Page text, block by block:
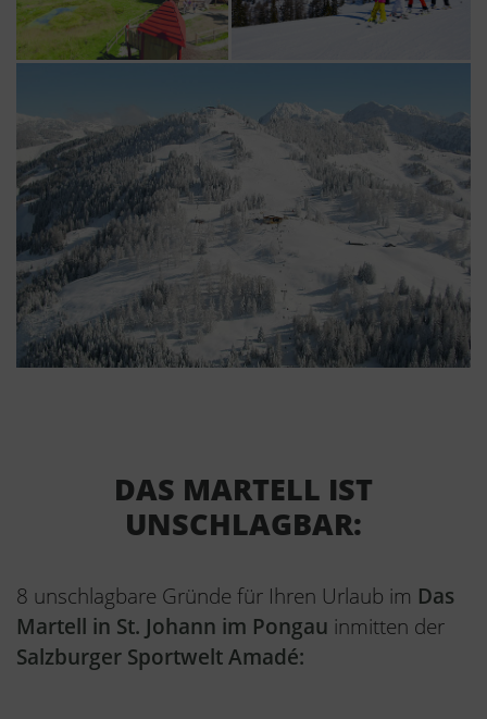
DAS MARTELL IST
UNSCHLAGBAR:
8 unschlagbare Gründe für Ihren Urlaub im Das
Martell in St. Johann im Pongau inmitten der
Salzburger Sportwelt Amadé: